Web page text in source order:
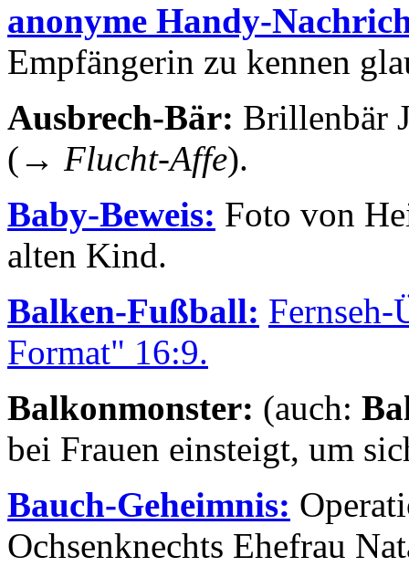
anonyme Handy-
Empfängerin zu kennen
Ausbrech-Bär: Brillenbär
(→ Flucht-Affe).
Baby-Beweis: Foto von
alten Kind.
Balken-Fußball:
Format" 16:9.
Balkonmonster: (auch:
bei Frauen einsteigt, um
Bauch-Geheimnis:
Ochsenknechts Ehefrau